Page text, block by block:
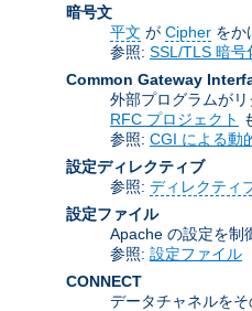
暗号文
平文 が Cipher をか
参照: SSL/TLS 暗号
Common Gateway
外部プログラムが
RFC プロジェクト
参照: CGI による動
設定ディレクティブ
参照: ディレクティ
設定ファイル
Apache の設定を制
参照: 設定ファイル
CONNECT
データチャネルを